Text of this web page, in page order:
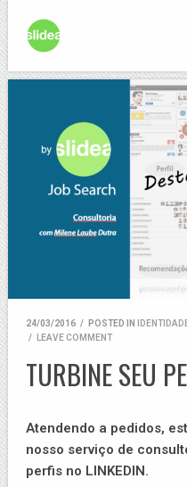
24/03/2016 / POSTED IN
/
LEAVE COMMENT
TURBINE SEU
Atendendo a pedidos,
nosso serviço de
perfis no LINKEDIN.